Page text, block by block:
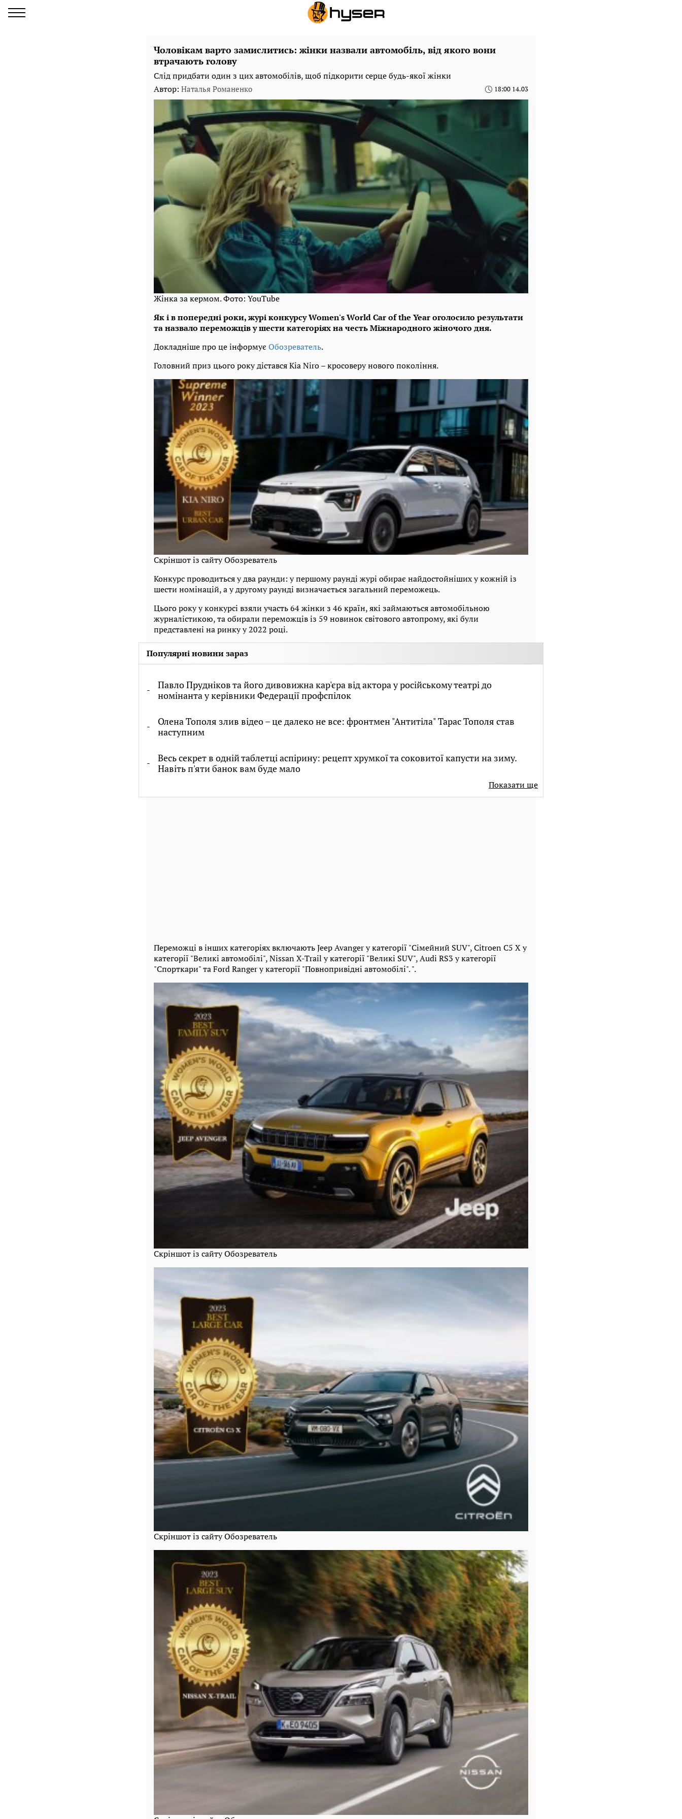
Чоловікам варто замислитись: жінки назвали автомобіль, від якого вони
втрачають голову
Слід придбати один з цих автомобілів, щоб підкорити серце будь-якої жінки
Автор: Наталья Романенко 18:00 14.03
Жінка за кермом. Фото: YouTube
Як і в попередні роки, журі конкурсу Women's World Car of the Year оголосило результати
та назвало переможців у шести категоріях на честь Міжнародного жіночого дня.
Докладніше про це інформує Обозреватель.
Головний приз цього року дістався Kia Niro – кросоверу нового покоління.
Скріншот із сайту Обозреватель
Конкурс проводиться у два раунди: у першому раунді журі обирає найдостойніших у кожній із
шести номінацій, а у другому раунді визначається загальний переможець.
Цього року у конкурсі взяли участь 64 жінки з 46 країн, які займаються автомобільною
журналістикою, та обирали переможців із 59 новинок світового автопрому, які були
представлені на ринку у 2022 році.
Популярні новини зараз
Павло Прудніков та його дивовижна кар'єра від актора у російському театрі до
номінанта у керівники Федерації профспілок
Олена Тополя злив відео – це далеко не все: фронтмен "Антитіла" Тарас Тополя став
наступним
Весь секрет в одній таблетці аспірину: рецепт хрумкої та соковитої капусти на зиму.
Навіть п'яти банок вам буде мало
Показати ще
Переможці в інших категоріях включають Jeep Avanger у категорії "Сімейний SUV", Citroen C5 X у
категорії "Великі автомобілі", Nissan X-Trail у категорії "Великі SUV", Audi RS3 у категорії
"Спорткари" та Ford Ranger у категорії "Повнопривідні автомобілі". ".
Скріншот із сайту Обозреватель
Скріншот із сайту Обозреватель